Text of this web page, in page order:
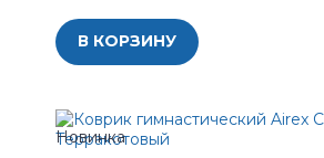
В КОРЗИНУ